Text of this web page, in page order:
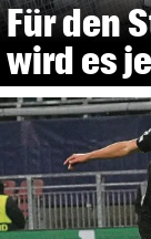
Für den
wird es